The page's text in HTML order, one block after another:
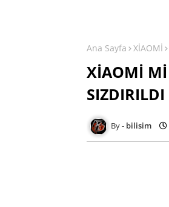
Ana Sayfa XİAOMİ
XİAOMİ Mİ
SIZDIRILDI
bilisim